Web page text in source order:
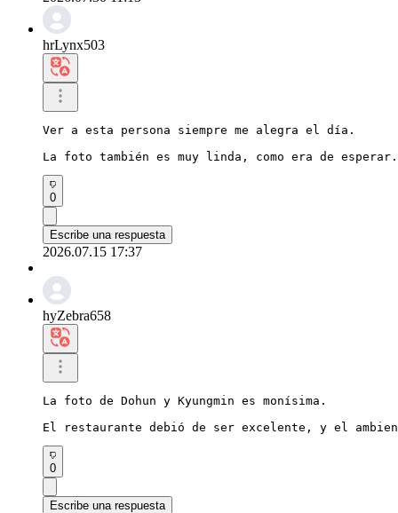
hrLynx503
Ver a esta persona siempre me alegra el día.
La foto también es muy linda, como era de esperar.
0
Escribe una respuesta
2026.07.15 17:37
hyZebra658
La foto de Dohun y Kyungmin es monísima.
El restaurante debió de ser excelente, y el
0
Escribe una respuesta